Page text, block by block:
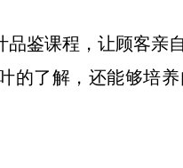
鉴课程，让顾客亲
的了解，还能够培